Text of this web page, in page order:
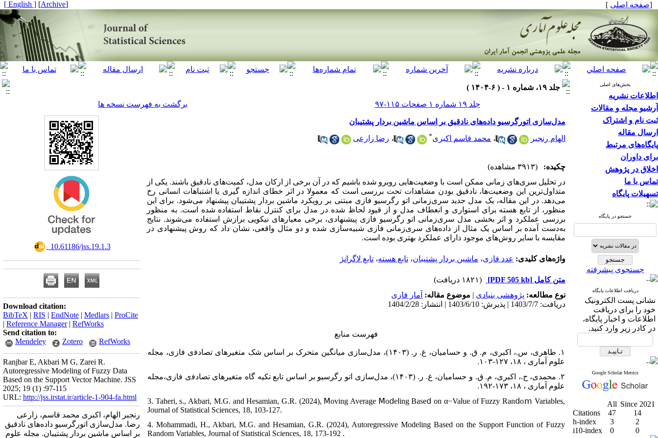
[صفحه اصلی ]
[
Archive
]
[ English ]
بخش‌های اصلی
اطلاعات نشریه
آرشیو مجله و مقالات
ثبت نام و اشتراک
ارسال مقاله
پایگاه‌های مرتبط
برای داوران
اخلاق در پژوهش
تماس با ما
تسهیلات پایگاه
جستجو در پایگاه
جستجوی پیشرفته
دریافت اطلاعات پایگاه
نشانی پست الکترونیک
خود را برای دریافت
اطلاعات و اخبار پایگاه،
در کادر زیر وارد کنید.
Google Scholar Metrics
All Since 2021
Citations
47
14
h-index
3
2
i10-index
0 0
جلد ۱۹، شماره ۱ - ( ۶-۱۴۰۴ )
جلد ۱۹ شماره ۱ صفحات ۱۱۵-۹۷
برگشت به فهرست نسخه ها
مدل‌سازی اتورگرسیو داده‌های نادقیق بر اساس ماشین بردار پشتیبان
الهام رنجبر ، محمد قاسم اکبری* ، رضا زارعی
چکیده:
(۳۹۱۳ مشاهده)
در تحلیل سری‌های زمانی ممکن است با وضعیت‌هایی روبرو شده باشیم که در آن برخی از ارکان مدل، کمیت‌های نادقیق باشند. یکی از
متداول‌ترین این وضعیت‌ها، نادقیق بودن مشاهدات تحت بررسی است که معمولا در اثر خطای اندازه گیری یا اشتباهات انسانی رخ
می‌دهد. در این مقاله، یک مدل جدید سری‌زمانی اتو رگرسیو فازی مبتنی بر رویکرد ماشین بردار پشتیبان پیشنهاد می‌شود. برای این
منظور، از تابع هسته برای استواری و انعطاف مدل و از قیود لحاظ شده در مدل برای کنترل نقاط استفاده شده است. به‌ منظور
بررسی عملکرد و اثر بخشی مدل سری‌زمانی اتو رگرسیو فازی پیشنهادی، برخی معیارهای نیکویی برازش استفاده می‌شوند. نتایج
به‌دست ‌آمده بر اساس یک مثال از داده‌های سری‌زمانی فازی شبیه‌سازی شده و دو مثال واقعی، نشان داد که روش پیشنهادی در
مقایسه با سایر روش‌های موجود دارای عملکرد بهتری بوده است.
واژه‌های کلیدی: عدد فازی، ماشین بردار پشتیبان، تابع هسته، تابع لاگرانژ
متن کامل [PDF 505 kb]
(۱۸۲۱ دریافت)
نوع مطالعه: پژوهشی بنیادی | موضوع مقاله: آمار فازی
دریافت: 1403/7/7 | پذیرش: 1403/6/10 | انتشار: 1404/2/28
فهرست منابع
۱. طاهری، ‏س.، اکبری، م. ق. و حسامیان، غ. ر. (۱۴۰۳)، ﻣﺪﻝﺳﺎﺯی میانگین متحرک بر اساس شک ﻣﺘﻐﯿﺮﻫﺎی ﺗﺼﺎﺩﻓی ﻓﺎﺯی، مجله
علوم آماری ، ۱۸، ۱۲۷-۱۰۳.
۲. محمدی، ح.، اکبری، م. ق. و حسامیان، غ. ر‏. (۱۴۰۳)، ﻣﺪﻝﺳﺎﺯی ﺍﺗﻮ‏ ﺭگرﺳﯿﻮ ﺑﺮ ﺍﺳﺎﺱ ﺗﺎﺑﻊ تکیه گاه ﻣﺘﻐﯿﺮﻫﺎی ﺗﺼﺎﺩﻓی ﻓﺎﺯی،‏مجله
علوم آماری ، ۱۸، ۱۷۳-۱۹۲.
3. Taheri, s., Akbari, M.G. and Hesamian, G.R. (2024), Ⅿoving Average Ⅿoⅾeⅼing Baseⅾ on α−Vaⅼue of Fuzzy Ranⅾoⅿ Variabⅼes,
Journal of Statistical Sciences, 18, 103-127.
4. Mohammadi, H., Akbari, M.G. and Hesamian, G.R. (2024), Autoregressive Modeling Based on the Support Function of Fuzzy
Random Variables, Journal of Statistical Sciences, 18, 173-192 .
‎ 10.61186/jss.19.1.3
Download citation:
BibTeX | RIS | EndNote | Medlars | ProCite
| Reference Manager| RefWorks
Send citation to:
Mendeley
Zotero RefWorks
Ranjbar E, Akbari M G, Zarei R.
Autoregressive Modeling of Fuzzy Data
Based on the Support Vector Machine. JSS
2025; 19 (1) :97-115
URL: http://jss.irstat.ir/article-1-904-fa.html
رنجبر الهام، اکبری محمد قاسم، زارعی
رضا. مدل‌سازی اتورگرسیو داده‌های نادقیق
بر اساس ماشین بردار پشتیبان. مجله علوم